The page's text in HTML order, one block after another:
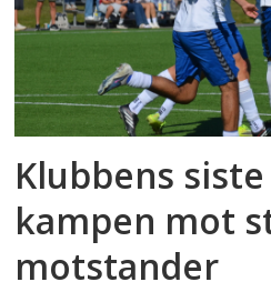
Klubbens
kampen mot
motstander